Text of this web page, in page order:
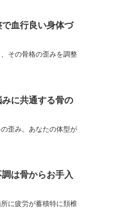
血行良い身体づ
その骨格の歪みを調整
に共通する骨の
歪み。あなたの体型が
は骨からお手入
に疲労が蓄積特に頚椎